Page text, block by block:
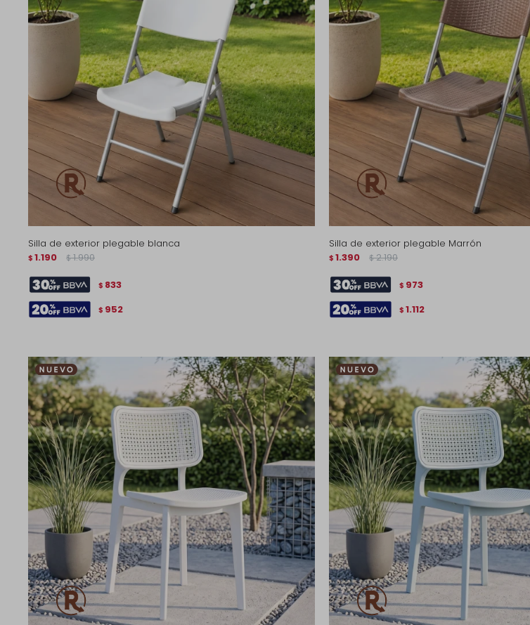
Silla de exterior plegable blanca
$ 1.190 $ 1.990
$ 833
$ 952
Silla de exterior plegable Marrón
$ 1.390 $ 2.190
$ 973
$ 1.112